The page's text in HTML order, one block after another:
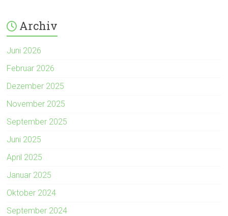
Archiv
Juni 2026
Februar 2026
Dezember 2025
November 2025
September 2025
Juni 2025
April 2025
Januar 2025
Oktober 2024
September 2024